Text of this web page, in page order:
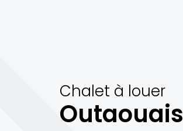
Chalet à louer
Outaouais